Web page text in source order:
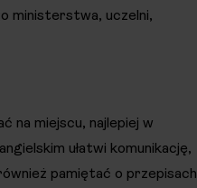
ministerstwa, uczelni,
na miejscu, najlepiej w
ułatwi komunikację,
pamiętać o przepisach